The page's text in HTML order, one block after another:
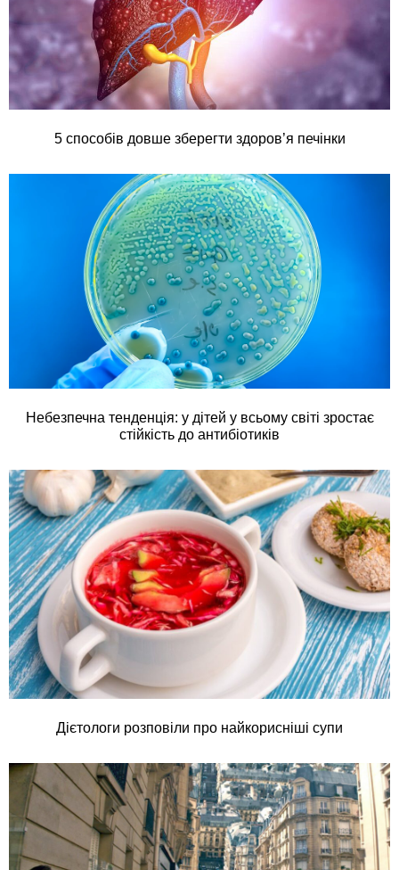
5 способів довше зберегти здоров’я печінки
Небезпечна тенденція: у дітей у всьому світі зростає
стійкість до антибіотиків
Дієтологи розповіли про найкорисніші супи